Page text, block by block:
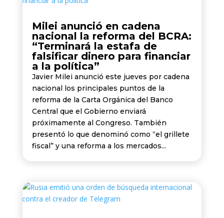
Milei anunció en cadena
nacional la reforma del BCRA:
“Terminará la estafa de
falsificar dinero para financiar
a la política”
Javier Milei anunció este jueves por cadena
nacional los principales puntos de la
reforma de la Carta Orgánica del Banco
Central que el Gobierno enviará
próximamente al Congreso. También
presentó lo que denominó como “el grillete
fiscal” y una reforma a los mercados...